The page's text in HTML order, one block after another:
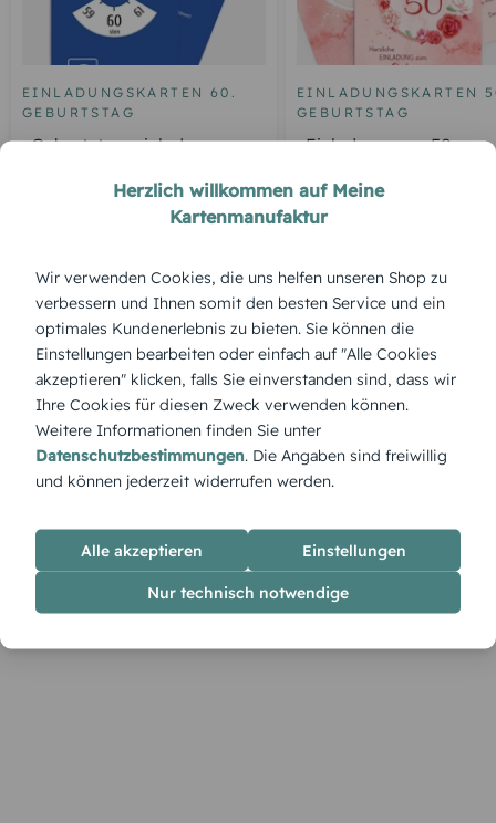
EINLADUNGSKARTEN 60.
GEBURTSTAG
Geburtstagseinladung
EINLADUNGSKARTEN
GEBURTSTAG
Einladung zum 50.
ÜBERBLICK:
Produktbeschreibung
„Fähnchen“ weht fröhlich durch jede Feier – diese Tischkarte
setzt auf Bewegung und Leichtigkeit. Die verspielten Banner
lassen sich mit deinem Wunschtext und weiteren Details
individuell gestalten.
Herzlich willkommen auf Meine
Kartenmanufaktur
Wir verwenden Cookies, die uns helfen unseren Shop zu
verbessern und Ihnen somit den besten Service und ein
optimales Kundenerlebnis zu bieten. Sie können die
Einstellungen bearbeiten oder einfach auf "Alle Cookies
akzeptieren" klicken, falls Sie einverstanden sind, dass wir
Ihre Cookies für diesen Zweck verwenden können.
Weitere Informationen finden Sie unter
Datenschutzbestimmungen. Die Angaben sind freiwillig
und können jederzeit widerrufen werden.
Alle akzeptieren Einstellungen
Nur technisch notwendige